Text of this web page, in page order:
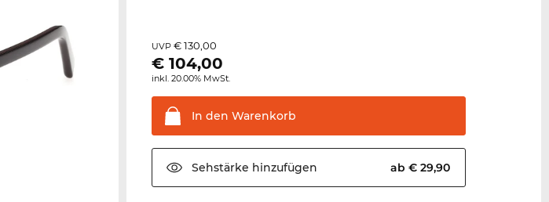
UVP€ 130,00
€104,00
inkl. 20.00% MwSt.
In den Warenkorb
Sehstärke hinzufügen ab € 29,90